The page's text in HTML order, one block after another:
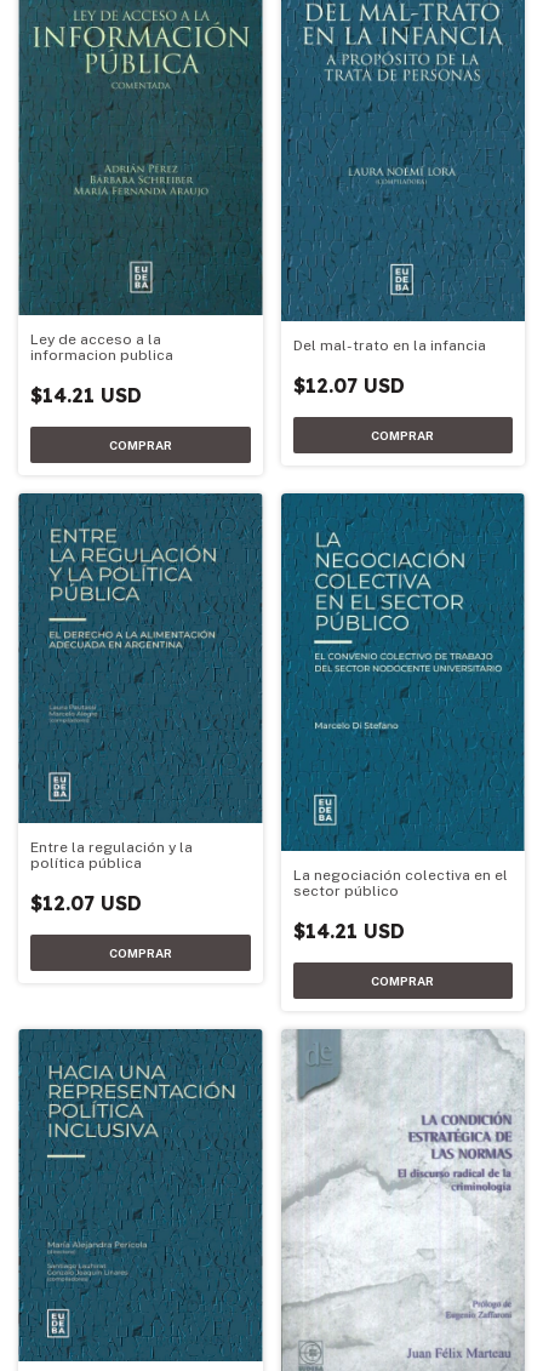
Ley de acceso a la
informacion publica
$14.21 USD
Del mal-trato en la infancia
$12.07 USD
Entre la regulación y la
política pública
$12.07 USD
La negociación colectiva en el
sector público
$14.21 USD